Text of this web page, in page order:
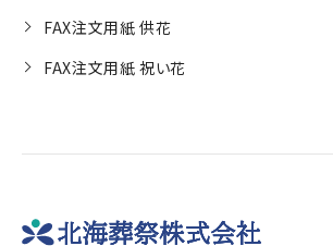
FAX注文用紙 供花
FAX注文用紙 祝い花